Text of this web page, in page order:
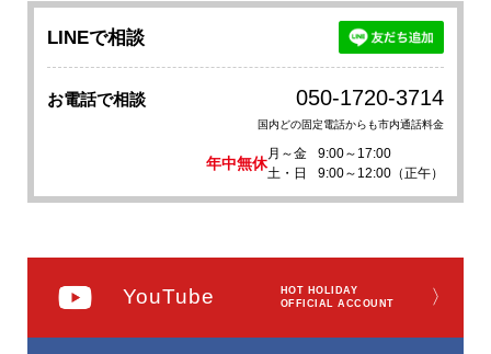
LINEで相談
お電話で相談 050-1720-3714
国内どの固定電話からも市内通話料金
年中無休
月～金
9:00～17:00
土・日
9:00～12:00（正午）
YouTube
HOT HOLIDAY
OFFICIAL ACCOUNT
〉